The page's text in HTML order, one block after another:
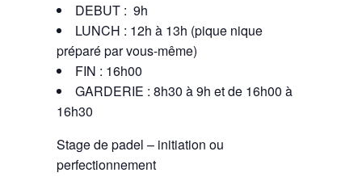
DEBUT : 9h
LUNCH : 12h à 13h (pique nique
préparé par vous-même)
FIN : 16h00
GARDERIE : 8h30 à 9h et de 16h00 à
16h30
Stage de padel – initiation ou
perfectionnement